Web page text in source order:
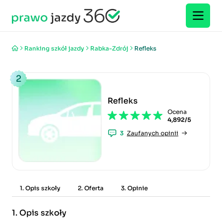
Ranking szkół jazdy Rabka-Zdrój Refleks
2
Refleks
Ocena
4,892/5
3 Zaufanych opinii
1. Opis szkoły 2. Oferta 3. Opinie
1.Opis szkoły